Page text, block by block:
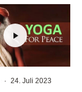
· 24. Juli 2023